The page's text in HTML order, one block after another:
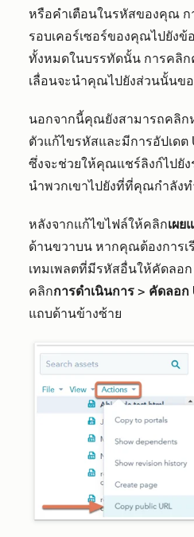
หรือคำเตือนในรหัสของคุณ
รอบเคอร์เซอร์ของคุณไปยัง
ทั้งหมดในบรรทัดนั้น การคลิ
เลื่อนจะนำคุณไปยังส่วนนั้นข
นอกจากนี้คุณยังสามารถคลิก
ตัวแก้ไขรหัสและมีการอัปเดต
ซึ่งจะช่วยให้คุณแชร์ลิงก์ไปยั
นำพวกเขาไปยังที่ที่คุณกำลัง
หลังจากแก้ไขไฟล์ให้คลิกเผย
ด้านขวาบน หากคุณต้องการเ
เทมเพลตที่มีรหัสอื่นให้คัดลอก
คลิกการดำเนินการ > คัดลอก
แถบด้านข้างซ้าย